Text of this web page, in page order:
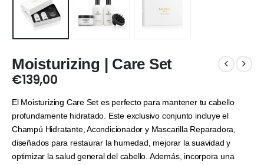
Moisturizing | Care Set
€139,00
El Moisturizing Care Set es perfecto para mantener tu cabello
profundamente hidratado. Este exclusivo conjunto incluye el
Champú Hidratante, Acondicionador y Mascarilla Reparadora,
diseñados para restaurar la humedad, mejorar la suavidad y
optimizar la salud general del cabello. Además, incorpora una